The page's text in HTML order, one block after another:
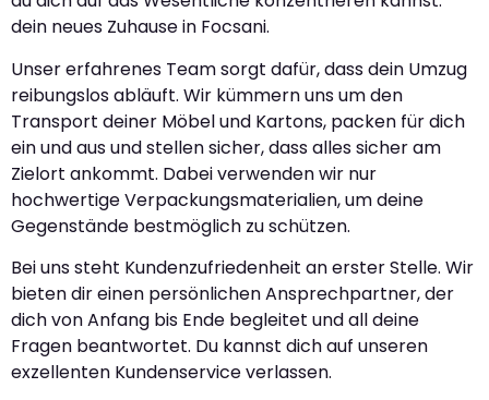
dein neues Zuhause in Focsani.
Unser erfahrenes Team sorgt dafür, dass dein Umzug
reibungslos abläuft. Wir kümmern uns um den
Transport deiner Möbel und Kartons, packen für dich
ein und aus und stellen sicher, dass alles sicher am
Zielort ankommt. Dabei verwenden wir nur
hochwertige Verpackungsmaterialien, um deine
Gegenstände bestmöglich zu schützen.
Bei uns steht Kundenzufriedenheit an erster Stelle. Wir
bieten dir einen persönlichen Ansprechpartner, der
dich von Anfang bis Ende begleitet und all deine
Fragen beantwortet. Du kannst dich auf unseren
exzellenten Kundenservice verlassen.